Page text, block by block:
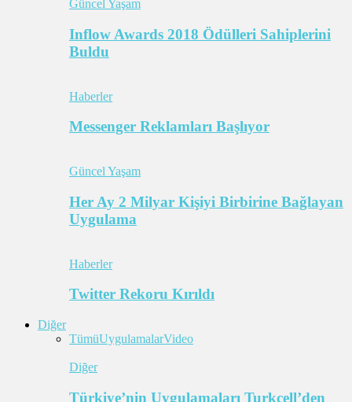
Güncel Yaşam
Inflow Awards 2018 Ödülleri Sahiplerini
Buldu
Haberler
Messenger Reklamları Başlıyor
Güncel Yaşam
Her Ay 2 Milyar Kişiyi Birbirine Bağlayan
Uygulama
Haberler
Twitter Rekoru Kırıldı
Diğer
TümüUygulamalarVideo
Diğer
Türkiye’nin Uygulamaları Turkcell’den